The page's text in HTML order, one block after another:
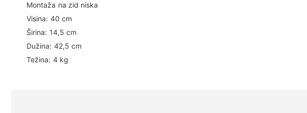
Montaža na zid niska
Visina: 40 cm
Širina: 14,5 cm
Dužina: 42,5 cm
Težina: 4 kg